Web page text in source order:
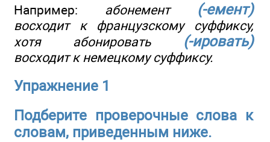
Например: абонемент (-емент)
восходит к французскому суффиксу,
хотя абонировать (-ировать)
восходит к немецкому суффиксу.
Упражнение 1
Подберите проверочные слова к
словам, приведенным ниже.